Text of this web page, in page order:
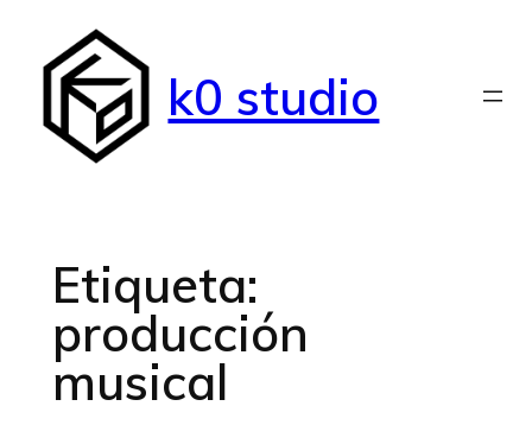
contenido
k0 studio
Etiqueta:
producción
musical